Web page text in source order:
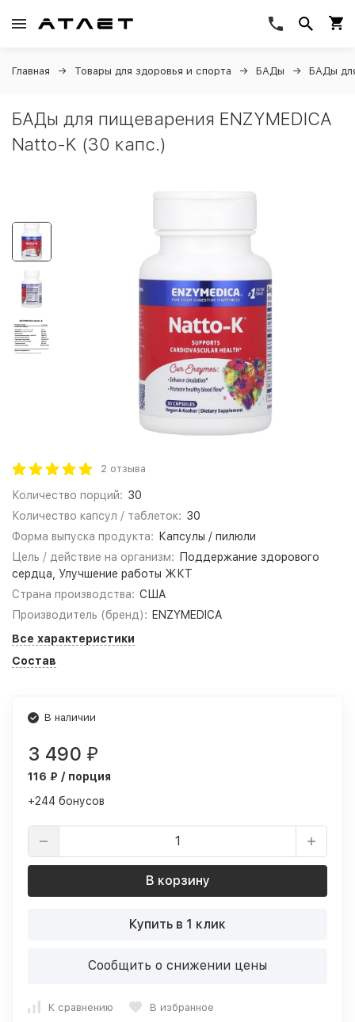
Главная Товары для здоровья и спорта БАДы БАДы
БАДы для пищеварения ENZYMEDICA
Natto-K (30 капс.)
2 отзыва
Количество порций: 30
Количество капсул / таблеток: 30
Форма выпуска продукта:
Капсулы / пилюли
Цель / действие на организм:
Поддержание здорового
сердца, Улучшение работы ЖКТ
Страна производства: США
Производитель (бренд): ENZYMEDICA
Все характеристики
Состав
В наличии
3 490 ₽
116 ₽ / порция
+244 бонусов
В корзину
Купить в 1 клик
Сообщить о снижении цены
К сравнению В избранное